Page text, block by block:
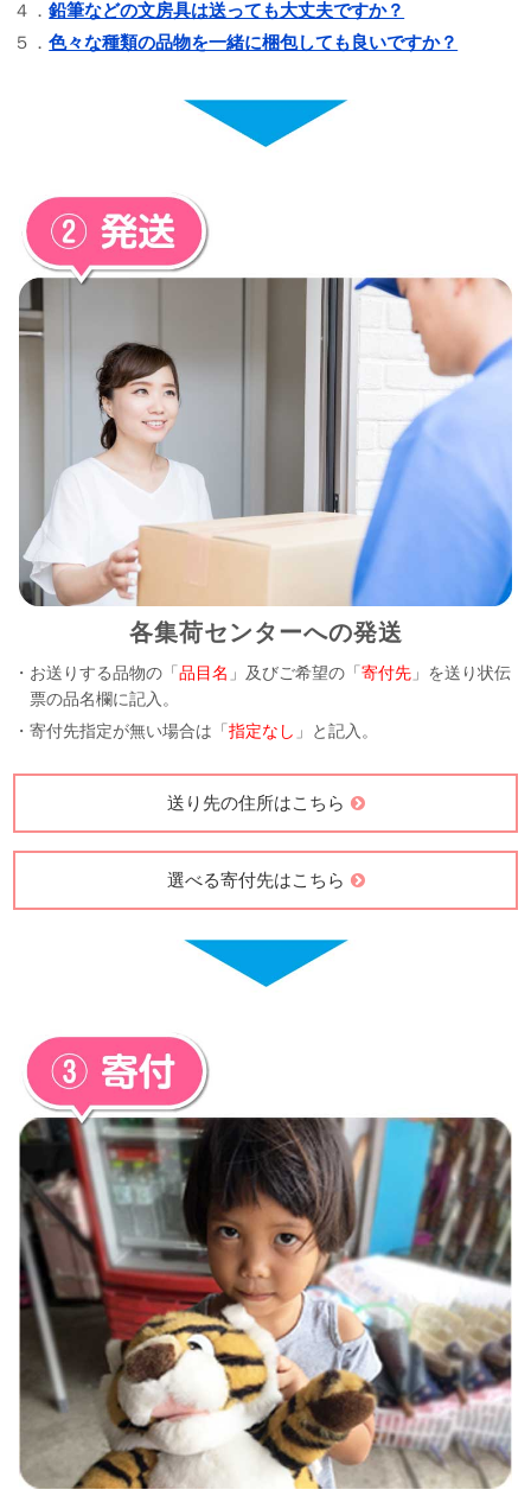
４．鉛筆などの文房具は送っても大丈夫ですか？
５．色々な種類の品物を一緒に梱包しても良いですか？
各集荷センターへの発送
・お送りする品物の「品目名 」及びご希望の「寄付先 」を送り状伝
票の品名欄に記入。
・寄付先指定が無い場合は「指定なし 」と記入。
送り先の住所はこちら
選べる寄付先はこちら